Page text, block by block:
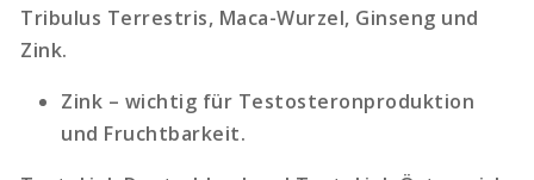
Tribulus Terrestris, Maca-Wurzel, Ginseng und
Zink.
Zink – wichtig für Testosteronproduktion
und Fruchtbarkeit.